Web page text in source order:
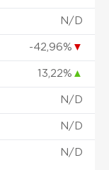
N/D
-42,96% ▼
13,22% ▲
N/D
N/D
N/D